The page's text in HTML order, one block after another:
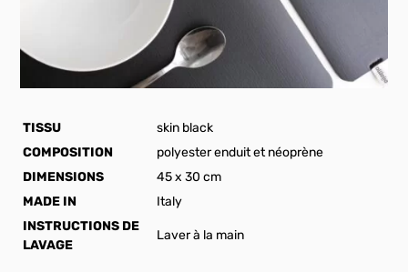
TISSU
skin black
COMPOSITION
polyester enduit et néoprène
DIMENSIONS
45 x 30 cm
MADE IN
Italy
INSTRUCTIONS DE
LAVAGE
Laver à la main